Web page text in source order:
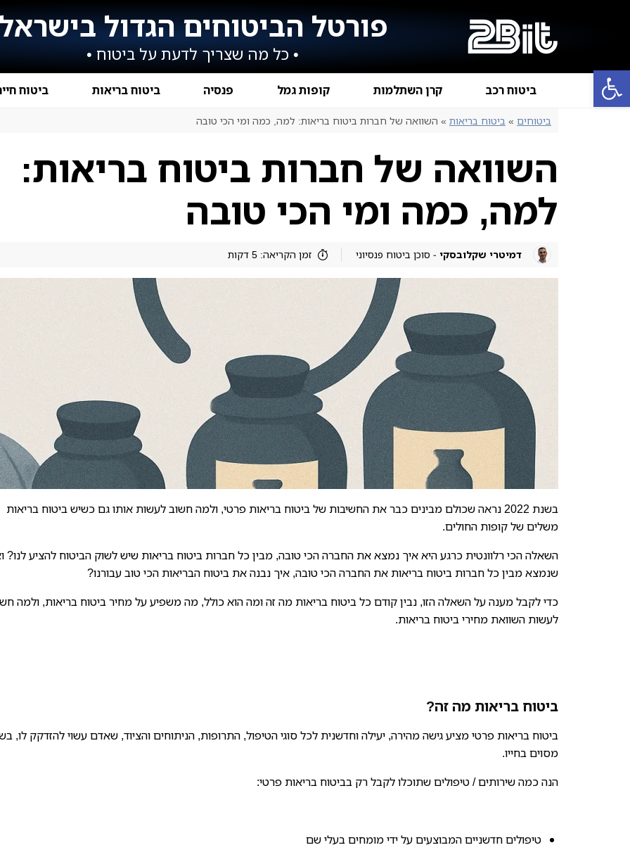
פתח סרגל נגישות
פורטל הביטוחים הגדול
• כל מה שצריך לדעת על ביטוח •
ביטוח רכב קרן השתלמות קופות גמל פנסיה ביטוח בריאות ביטוח
ביטוחים » ביטוח בריאות » השוואה של חברות ביטוח בריאות: למה, כמה ומי הכי טובה
השוואה של חברות ביטוח בריאות:
למה, כמה ומי הכי טובה
דמיטרי שקלובסקי - סוכן ביטוח פנסיוני זמן הקריאה: 5 דקות
בשנת 2022 נראה שכולם מבינים כבר את החשיבות של ביטוח בריאות פרטי, ולמה חשוב לעשות אותו גם כשיש ביטוח בריאות
משלים של קופות החולים.
השאלה הכי רלוונטית כרגע היא איך נמצא את החברה הכי טובה, מבין כל חברות ביטוח בריאות שיש לשוק הביטוח להציע לנו?
שנמצא מבין כל חברות ביטוח בריאות את החברה הכי טובה, איך נבנה את ביטוח הבריאות הכי טוב עבורנו?
כדי לקבל מענה על השאלה הזו, נבין קודם כל ביטוח בריאות מה זה ומה הוא כולל, מה משפיע על מחיר ביטוח בריאות, ולמה
לעשות השוואת מחירי ביטוח בריאות.
ביטוח בריאות מה זה?
ביטוח בריאות פרטי מציע גישה מהירה, יעילה וחדשנית לכל סוגי הטיפול, התרופות, הניתוחים והציוד, שאדם עשוי להזדקק לו,
מסוים בחייו.
הנה כמה שירותים / טיפולים שתוכלו לקבל רק בביטוח בריאות פרטי:
טיפולים חדשניים המבוצעים על ידי מומחים בעלי שם